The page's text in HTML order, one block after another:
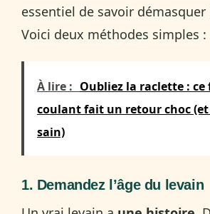
essentiel de savoir
Voici deux méthodes simples :
À lire : Oubliez la raclette : ce
coulant fait un retour choc
sain)
1. Demandez l’âge du levain